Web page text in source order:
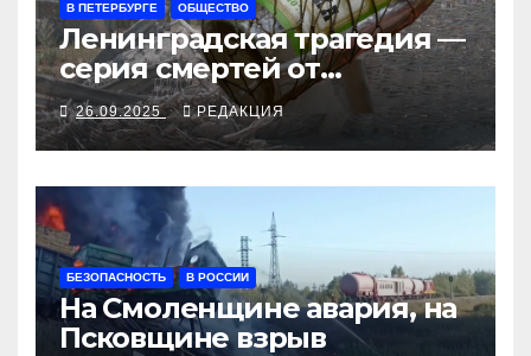
В ПЕТЕРБУРГЕ ОБЩЕСТВО
Ленинградская трагедия —
серия смертей от
алкосуррогата
26.09.2025 РЕДАКЦИЯ
БЕЗОПАСНОСТЬ В РОССИИ
На Смоленщине авария, на
Псковщине взрыв